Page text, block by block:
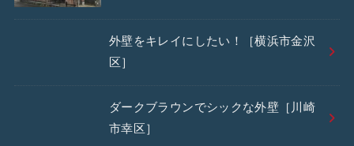
外壁をキレイにしたい！［横浜市金沢
区］
ダークブラウンでシックな外壁［川崎
市幸区］